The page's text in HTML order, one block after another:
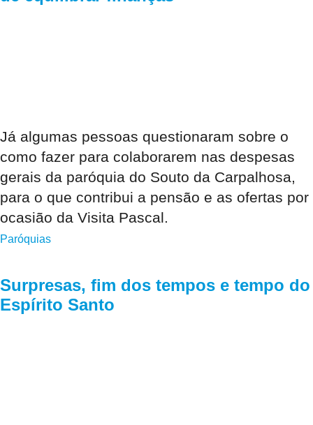
Já algumas pessoas questionaram sobre o
como fazer para colaborarem nas despesas
gerais da paróquia do Souto da Carpalhosa,
para o que contribui a pensão e as ofertas por
ocasião da Visita Pascal.
Paróquias
Surpresas, fim dos tempos e tempo do
Espírito Santo